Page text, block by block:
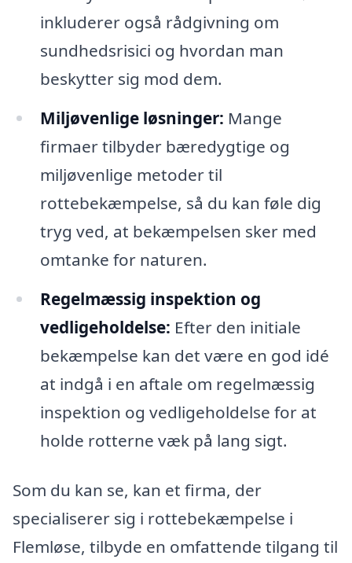
inkluderer også rådgivning om
sundhedsrisici og hvordan man
beskytter sig mod dem.
Miljøvenlige løsninger: Mange
firmaer tilbyder bæredygtige og
miljøvenlige metoder til
rottebekæmpelse, så du kan føle dig
tryg ved, at bekæmpelsen sker med
omtanke for naturen.
Regelmæssig inspektion og
vedligeholdelse: Efter den initiale
bekæmpelse kan det være en god idé
at indgå i en aftale om regelmæssig
inspektion og vedligeholdelse for at
holde rotterne væk på lang sigt.
Som du kan se, kan et firma, der
specialiserer sig i rottebekæmpelse i
Flemløse, tilbyde en omfattende tilgang til